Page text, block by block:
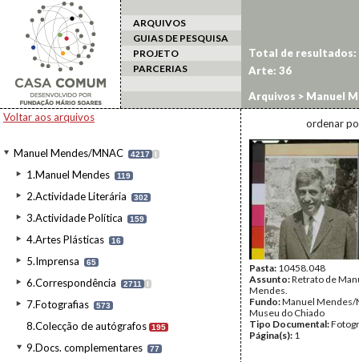
ARQUIVOS
GUIAS DE PESQUISA
PROJETO
PARCERIAS
Voltar aos arquivos
Manuel Mendes/MNAC 4217 I
1.Manuel Mendes 119
2.Actividade Literária 302
3.Actividade Política 159
4.Artes Plásticas 16
5.Imprensa 65
6.Correspondência 2711 I
7.Fotografias 573
8.Colecção de autógrafos 195
9.Docs. complementares 77
Total de resultados:
Arte: 36
Arquivos > Manuel
ordenar
Pasta: 10458.048
Assunto:Retrato de
Mendes.
Fundo:Manuel Mendes/
Museu do Chiado
Tipo Documental:
Página(s): 1